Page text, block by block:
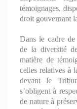
témoignages,
droit gouvernant
Dans le cadre de
de la diversité
matière de
celles relatives à
devant le
s’obligent à
de nature à